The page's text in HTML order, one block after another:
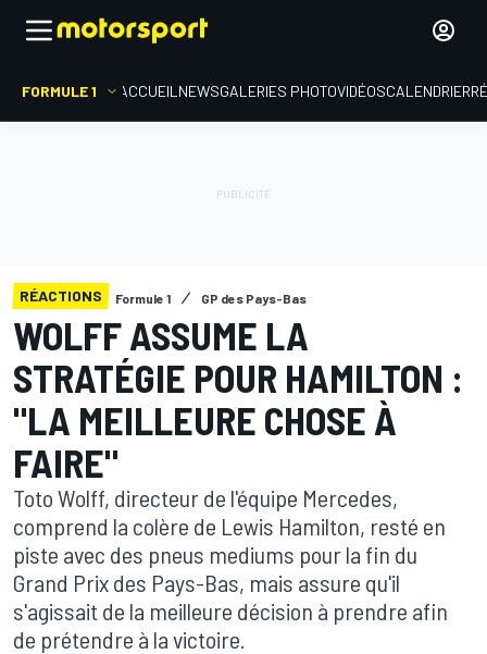
FORMULE 1 ACCUEIL NEWSGALERIES PHOTOVIDÉOSCALENDRIER
RÉACTIONS Formule 1 GP des Pays-Bas
WOLFF ASSUME LA
STRATÉGIE POUR HAMILTON :
"LA MEILLEURE CHOSE À
FAIRE"
Toto Wolff, directeur de l'équipe Mercedes,
comprend la colère de Lewis Hamilton, resté en
piste avec des pneus mediums pour la fin du
Grand Prix des Pays-Bas, mais assure qu'il
s'agissait de la meilleure décision à prendre afin
de prétendre à la victoire.